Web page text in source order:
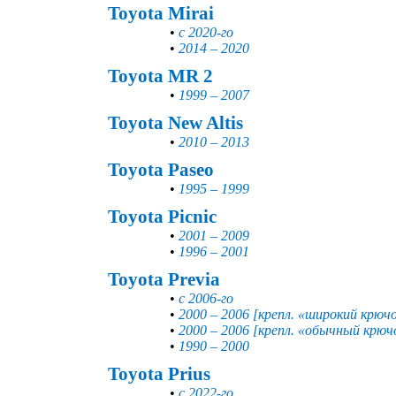
Toyota Mirai
• с 2020-го
• 2014 – 2020
Toyota MR 2
• 1999 – 2007
Toyota New Altis
• 2010 – 2013
Toyota Paseo
• 1995 – 1999
Toyota Picnic
• 2001 – 2009
• 1996 – 2001
Toyota Previa
• с 2006-го
• 2000 – 2006 [крепл. «широкий
• 2000 – 2006 [крепл. «обычный
• 1990 – 2000
Toyota Prius
• с 2022-го